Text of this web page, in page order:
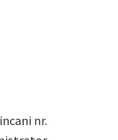
nr.